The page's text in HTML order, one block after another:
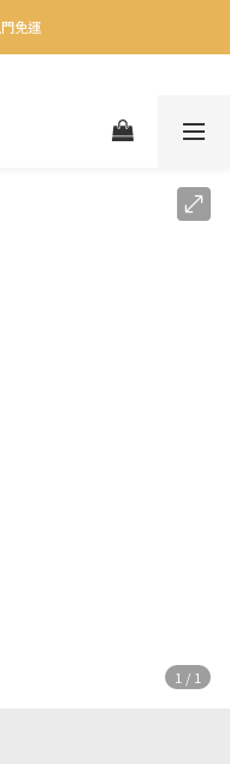
享多重禮遇！
免運
享多重禮遇！
1 / 1